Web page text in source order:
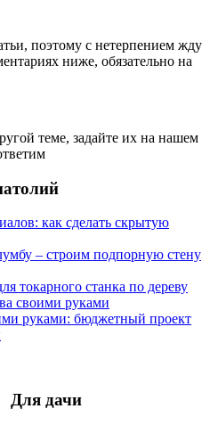
поэтому с нетерпением жду
ниже, обязательно на
теме, задайте их на нашем
как сделать скрытую
– строим подпорную стену
токарного станка по дереву
своими руками
руками: бюджетный проект
Для дачи